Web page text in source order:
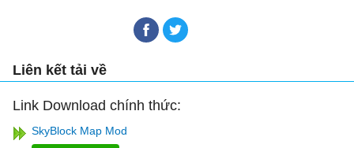
Liên kết tải về
Link Download chính thức:
SkyBlock Map Mod